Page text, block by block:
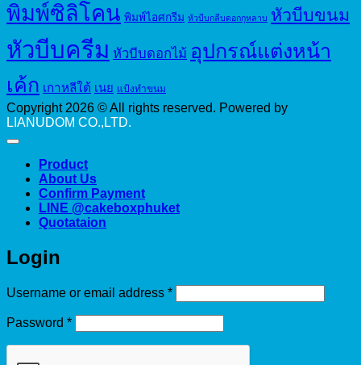
พิมพ์ซิลิโคน พิมพ์ไอศกรีม หัวบีบกลีบดอกกุหลาบ หัวบีบขนม
หัวบีบครีม หัวบีบดอกไม้ อุปกรณ์แต่งหน้า
เค้ก เกาหลีใต้ เนย แป้งทำขนม
Copyright 2026 © All rights reserved. Powered by
LIANUDOM CO.,LTD.
Product
About Us
Confirm Payment
LINE @cakeboxphuket
Quotataion
Login
Username or email address *Required
Password *Required